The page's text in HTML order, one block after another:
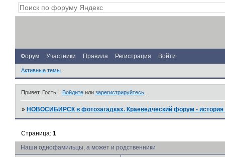
Форум Участники Правила Регистрация Войти
Активные темы
Привет, Гость! Войдитеили зарегистрируйтесь.
»НОВОСИБИРСК в фотозагадках. Краеведческий форум - история
Наши однофамильцы, а может и родственники
Страница:1